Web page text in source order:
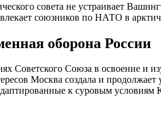
совета не устраивает
союзников по НАТО в
оборона России
Советского Союза в освоение и
Москва создала и продолжает
к суровым условиям